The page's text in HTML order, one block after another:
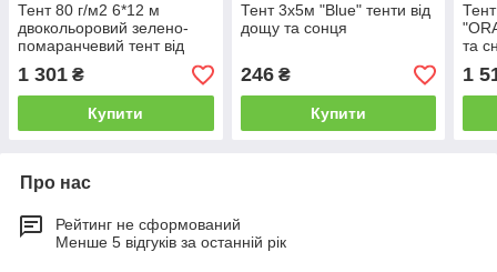
Тент 80 г/м2 6*12 м
двокольоровий зелено-
помаранчевий тент від
сонця
1 301 ₴
Купити
Тент 3х5м "Blue" тенти від
дощу та сонця
246₴
Купити
та
1
Про нас
Рейтинг не сформований
Менше 5 відгуків за останній рік